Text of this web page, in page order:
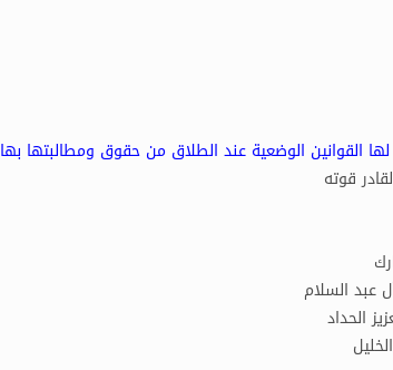
القوانين الوضعية عند الطلاق من حقوق ومطالبتها بها
قوته